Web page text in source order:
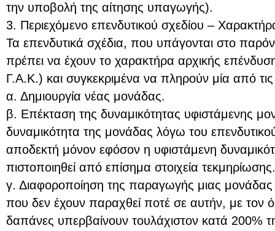
την υποβολή της αίτησης υπαγωγής).
3. Περιεχόμενο επενδυτικού σχεδίου –
Τα επενδυτικά σχέδια, που υπάγονται στο
πρέπει να έχουν το χαρακτήρα αρχικής
Γ.Α.Κ.) και συγκεκριμένα να πληρούν μία από
α. Δημιουργία νέας μονάδας.
β. Επέκταση της δυναμικότητας υφιστάμενης
δυναμικότητα της μονάδας λόγω του
αποδεκτή μόνον εφόσον η υφιστάμενη
πιστοποιηθεί από επίσημα στοιχεία τεκμηρίωσης.
γ. Διαφοροποίηση της παραγωγής μιας μονάδας
που δεν έχουν παραχθεί ποτέ σε αυτήν, με τον
δαπάνες υπερβαίνουν τουλάχιστον κατά 200%